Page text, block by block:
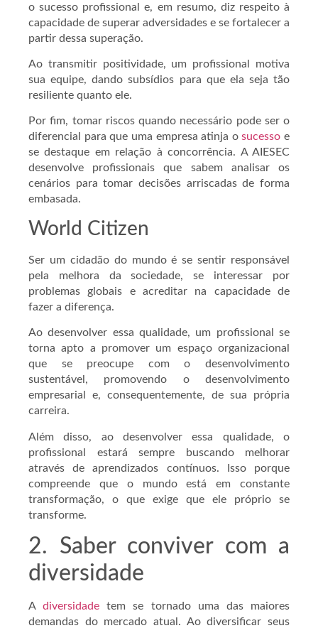
o sucesso profissional e, em resumo, diz respeito à
capacidade de superar adversidades e se fortalecer a
partir dessa superação.
Ao transmitir positividade, um profissional motiva
sua equipe, dando subsídios para que ela seja tão
resiliente quanto ele.
Por fim, tomar riscos quando necessário pode ser o
diferencial para que uma empresa atinja osucesso e
se destaque em relação à concorrência. A AIESEC
desenvolve profissionais que sabem analisar os
cenários para tomar decisões arriscadas de forma
embasada.
World Citizen
Ser um cidadão do mundo é se sentir responsável
pela melhora da sociedade, se interessar por
problemas globais e acreditar na capacidade de
fazer a diferença.
Ao desenvolver essa qualidade, um profissional se
torna apto a promover um espaço organizacional
que se preocupe com o desenvolvimento
sustentável, promovendo o desenvolvimento
empresarial e, consequentemente, de sua própria
carreira.
Além disso, ao desenvolver essa qualidade, o
profissional estará sempre buscando melhorar
através de aprendizados contínuos. Isso porque
compreende que o mundo está em constante
transformação, o que exige que ele próprio se
transforme.
2. Saber conviver com a
diversidade
Adiversidade tem se tornado uma das maiores
demandas do mercado atual. Ao diversificar seus